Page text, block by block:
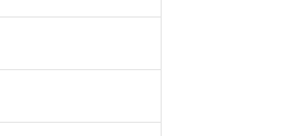
時点での社内データに基づき作成され
下、
ことを示します。
ことを示します。
。輸出許可(または役務取引許可)を取得
違法に輸出されないよう必要な手段を